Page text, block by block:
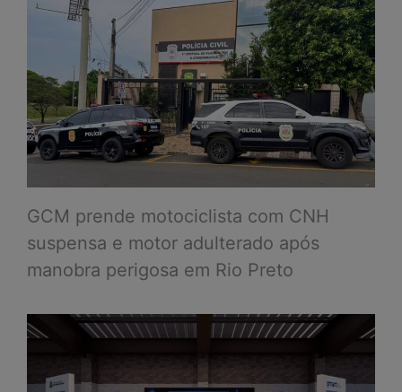
GCM prende motociclista com CNH
suspensa e motor adulterado após
manobra perigosa em Rio Preto